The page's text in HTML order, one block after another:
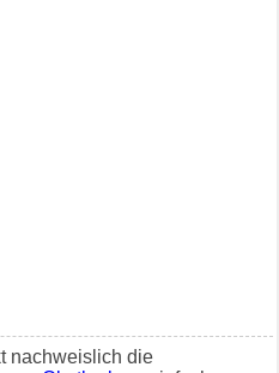
nachweislich die